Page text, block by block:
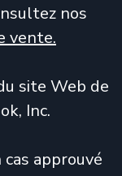
nos
vente.
site Web de
Inc.
cas approuvé